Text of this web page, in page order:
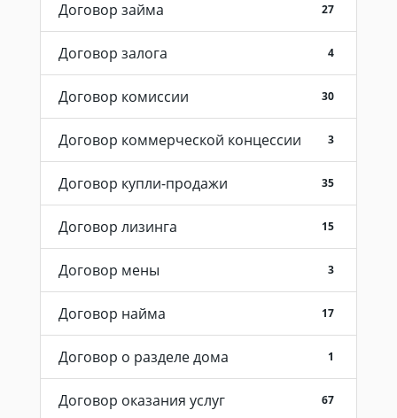
Договор займа 27
Договор залога 4
Договор комиссии 30
Договор коммерческой концессии 3
Договор купли-продажи 35
Договор лизинга 15
Договор мены 3
Договор найма 17
Договор о разделе дома 1
Договор оказания услуг 67